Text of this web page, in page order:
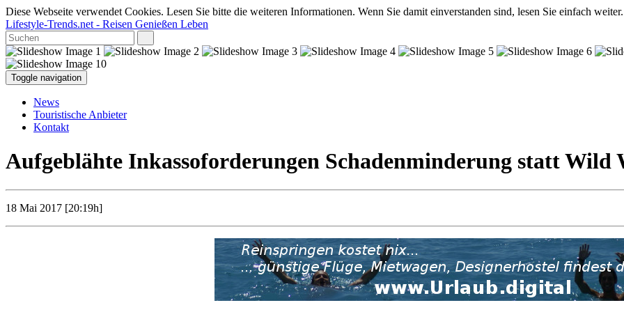
Diese Webseite verwendet Cookies. Lesen Sie bitte die weiteren Informationen. Wenn Sie damit einverstanden sind, lesen Sie einfach weiter.
Lifestyle-Trends.net - Reisen Genießen Leben
Toggle navigation
News
Touristische Anbieter
Kontakt
Aufgeblähte Inkassoforderungen Schadenminderung statt Wild
18 Mai 2017 [20:19h]